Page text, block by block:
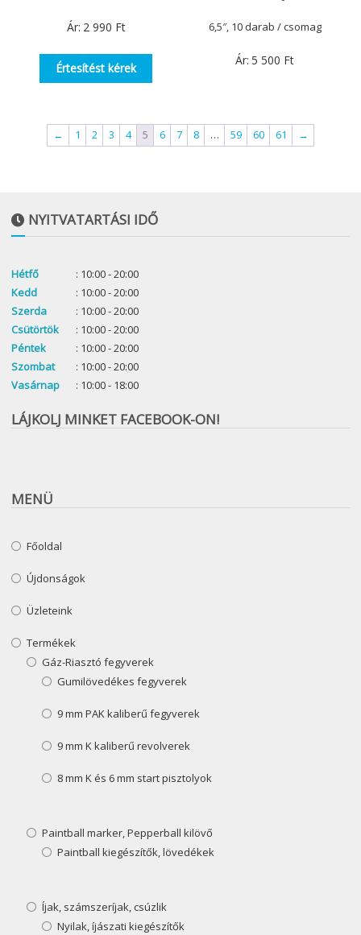
Ár: 2 990 Ft
Értesítést kérek
6,5″, 10 darab / csomag
Ár: 5 500 Ft
← 1 2 3 4 5 6 7 8 … 59 60 61 →
NYITVATARTÁSI IDŐ
Hétfő
: 10:00 - 20:00
Kedd
: 10:00 - 20:00
Szerda
: 10:00 - 20:00
Csütörtök
: 10:00 - 20:00
Péntek
: 10:00 - 20:00
Szombat
: 10:00 - 20:00
Vasárnap
: 10:00 - 18:00
LÁJKOLJ MINKET FACEBOOK-ON!
MENÜ
Főoldal
Újdonságok
Üzleteink
Termékek
Gáz-Riasztó fegyverek
Gumilövedékes fegyverek
9 mm PAK kaliberű fegyverek
9 mm K kaliberű revolverek
8 mm K és 6 mm start pisztolyok
Paintball marker, Pepperball kilövő
Paintball kiegészítők, lövedékek
Íjak, számszeríjak, csúzlik
Nyilak, íjászati kiegészítők